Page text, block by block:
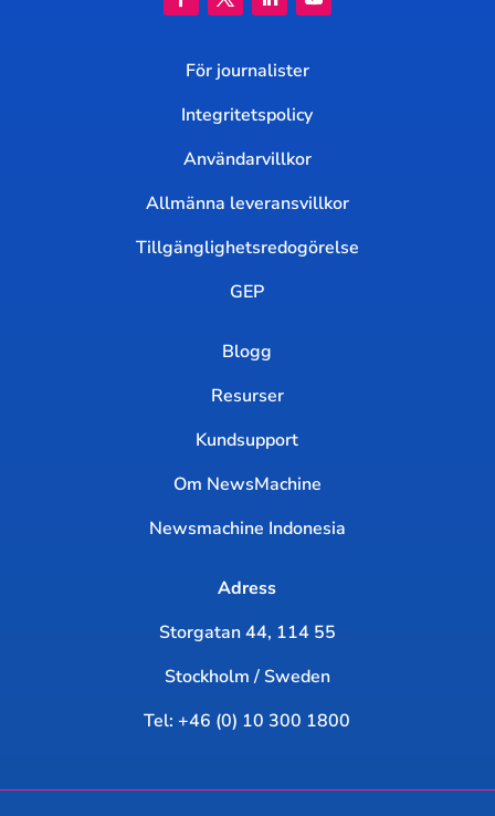
För journalister
Integritetspolicy
Användarvillkor
Allmänna leveransvillkor
Tillgänglighetsredogörelse
GEP
Blogg
Resurser
Kundsupport
Om NewsMachine
Newsmachine Indonesia
Adress
Storgatan 44, 114 55
Stockholm / Sweden
Tel: +46 (0) 10 300 1800